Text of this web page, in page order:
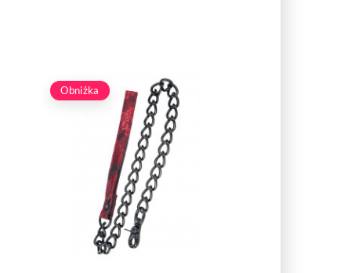
Obniżka